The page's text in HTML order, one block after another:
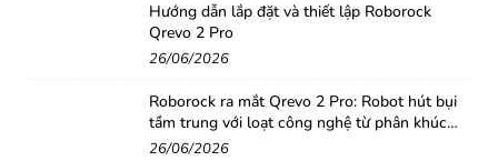
Quan sát bất cứ lúc nào
Hướng dẫn lắp đặt và thiết lập Roborock
Qrevo 2 Pro
26/06/2026
Roborock ra mắt Qrevo 2 Pro: Robot hút bụi
tầm trung với loạt công nghệ từ phân khúc
cao cấp
26/06/2026